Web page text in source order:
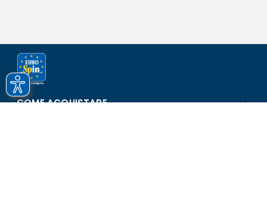
COME ACQUISTARE